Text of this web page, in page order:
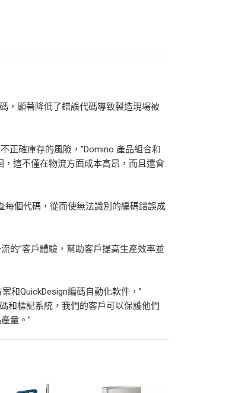
，顯著降低了錯誤代碼導致製造現場被
正確庫存的風險，”Domino 產品組合和
這不僅在物流方面成本高昂，而且還會
每個代碼，從而使無法識別的編碼錯誤成
的”客戶體驗，幫助客戶提高生產效率並
和QuickDesign編碼自動化軟件，”
和標記系統，我們的客戶可以保護他們
量。”